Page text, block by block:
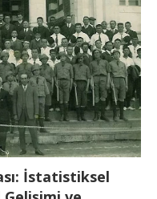
İstatistiksel